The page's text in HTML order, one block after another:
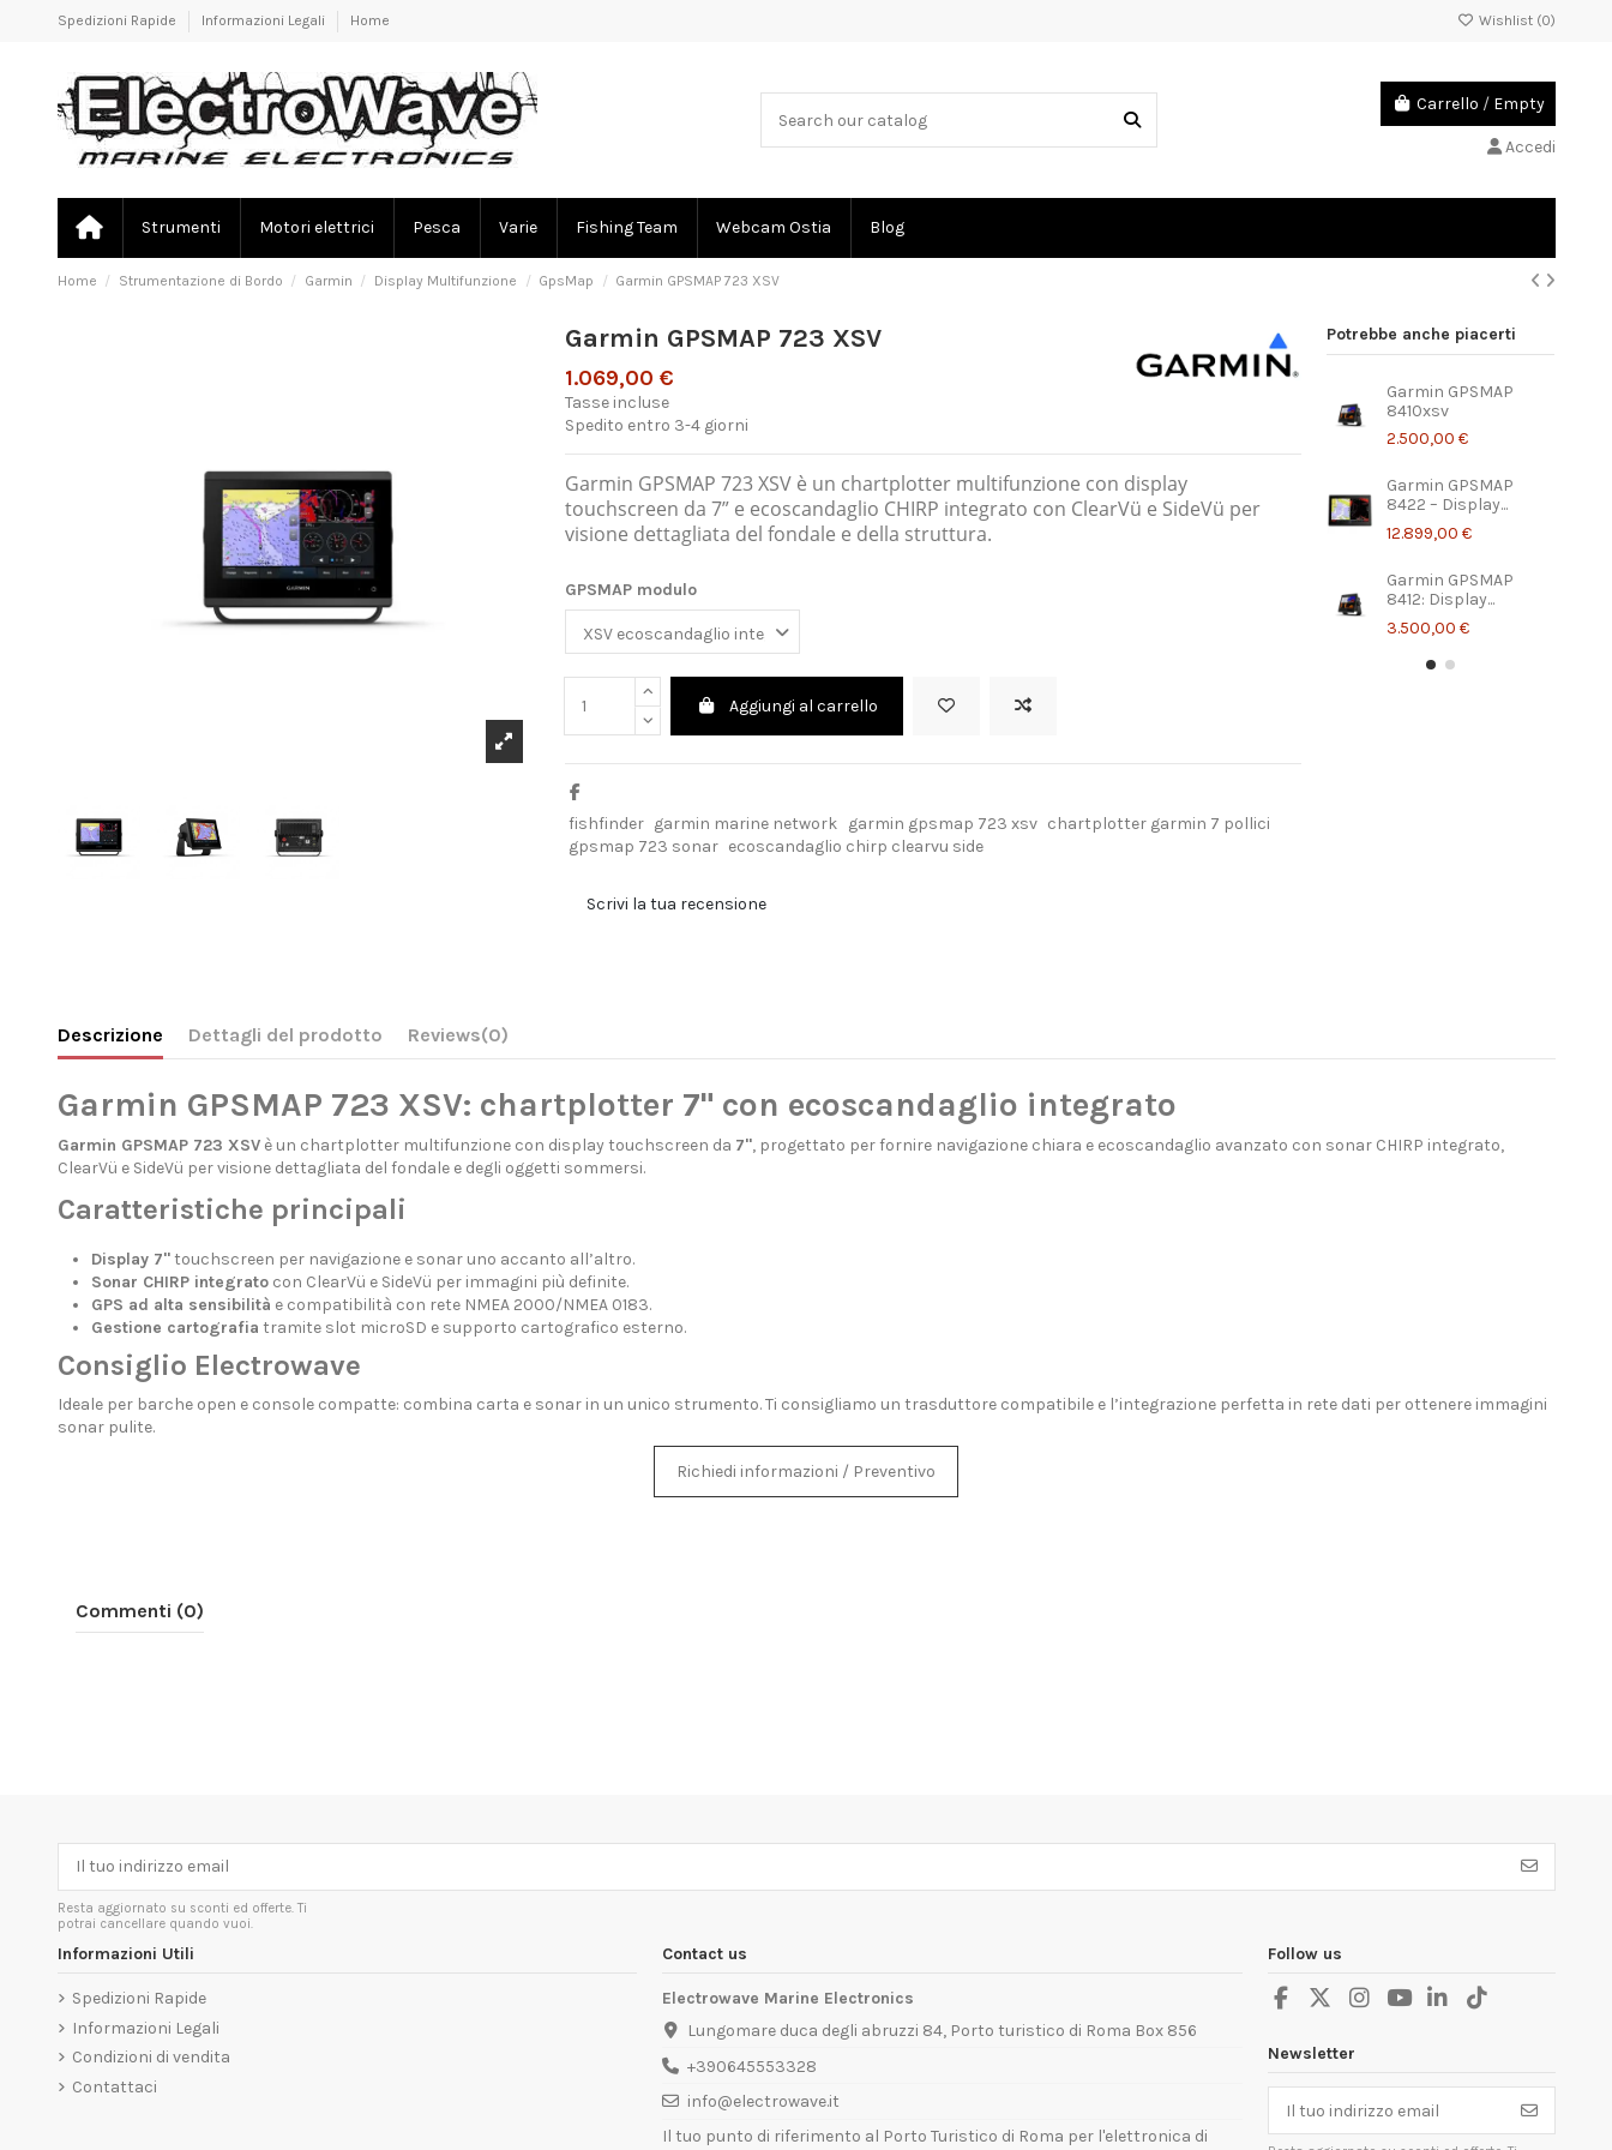
Spedizioni Rapide Informazioni Legali Home Wishlist (0)
Carrello / Empty
Accedi
Strumenti Motori elettrici Pesca Varie Fishing Team Webcam Ostia Blog
Home Strumentazione di Bordo Garmin Display Multifunzione GpsMap Garmin GPSMAP 723 XSV
Garmin GPSMAP 723 XSV
1.069,00 €
Tasse incluse
Spedito entro 3-4 giorni
Garmin GPSMAP 723 XSV è un chartplotter multifunzione con display
touchscreen da 7” e ecoscandaglio CHIRP integrato con ClearVü e SideVü per
visione dettagliata del fondale e della struttura.
GPSMAP modulo
Aggiungi al carrello
fishfinder garmin marine network garmin gpsmap 723 xsv chartplotter garmin 7 pollici
gpsmap 723 sonar ecoscandaglio chirp clearvu side
Scrivi la tua recensione
Potrebbe anche piacerti
Garmin GPSMAP
8410xsv
2.500,00 €
Garmin GPSMAP
8422 – Display...
12.899,00 €
Garmin GPSMAP
8412: Display...
3.500,00 €
Descrizione Dettagli del prodotto Reviews(0)
Garmin GPSMAP 723 XSV: chartplotter 7" con ecoscandaglio integrato
Garmin GPSMAP 723 XSVè un chartplotter multifunzione con display touchscreen da 7", progettato per fornire navigazione chiara e ecoscandaglio avanzato con sonar CHIRP integrato,
ClearVü e SideVü per visione dettagliata del fondale e degli oggetti sommersi.
Caratteristiche principali
Display 7"touchscreen per navigazione e sonar uno accanto all’altro.
Sonar CHIRP integratocon ClearVü e SideVü per immagini più definite.
GPS ad alta sensibilità e compatibilità con rete NMEA 2000/NMEA 0183.
Gestione cartografia tramite slot microSD e supporto cartografico esterno.
Consiglio Electrowave
Ideale per barche open e console compatte: combina carta e sonar in un unico strumento. Ti consigliamo un trasduttore compatibile e l’integrazione perfetta in rete dati per ottenere immagini
sonar pulite.
Richiedi informazioni / Preventivo
Commenti (0)
Resta aggiornato su sconti ed offerte. Ti
potrai cancellare quando vuoi.
Informazioni Utili
Spedizioni Rapide
Informazioni Legali
Condizioni di vendita
Contattaci
Contact us
Electrowave Marine Electronics
Lungomare duca degli abruzzi 84, Porto turistico di Roma Box 856
+390645553328
info@electrowave.it
Il tuo punto di riferimento al Porto Turistico di Roma per l'elettronica di
Follow us
Newsletter